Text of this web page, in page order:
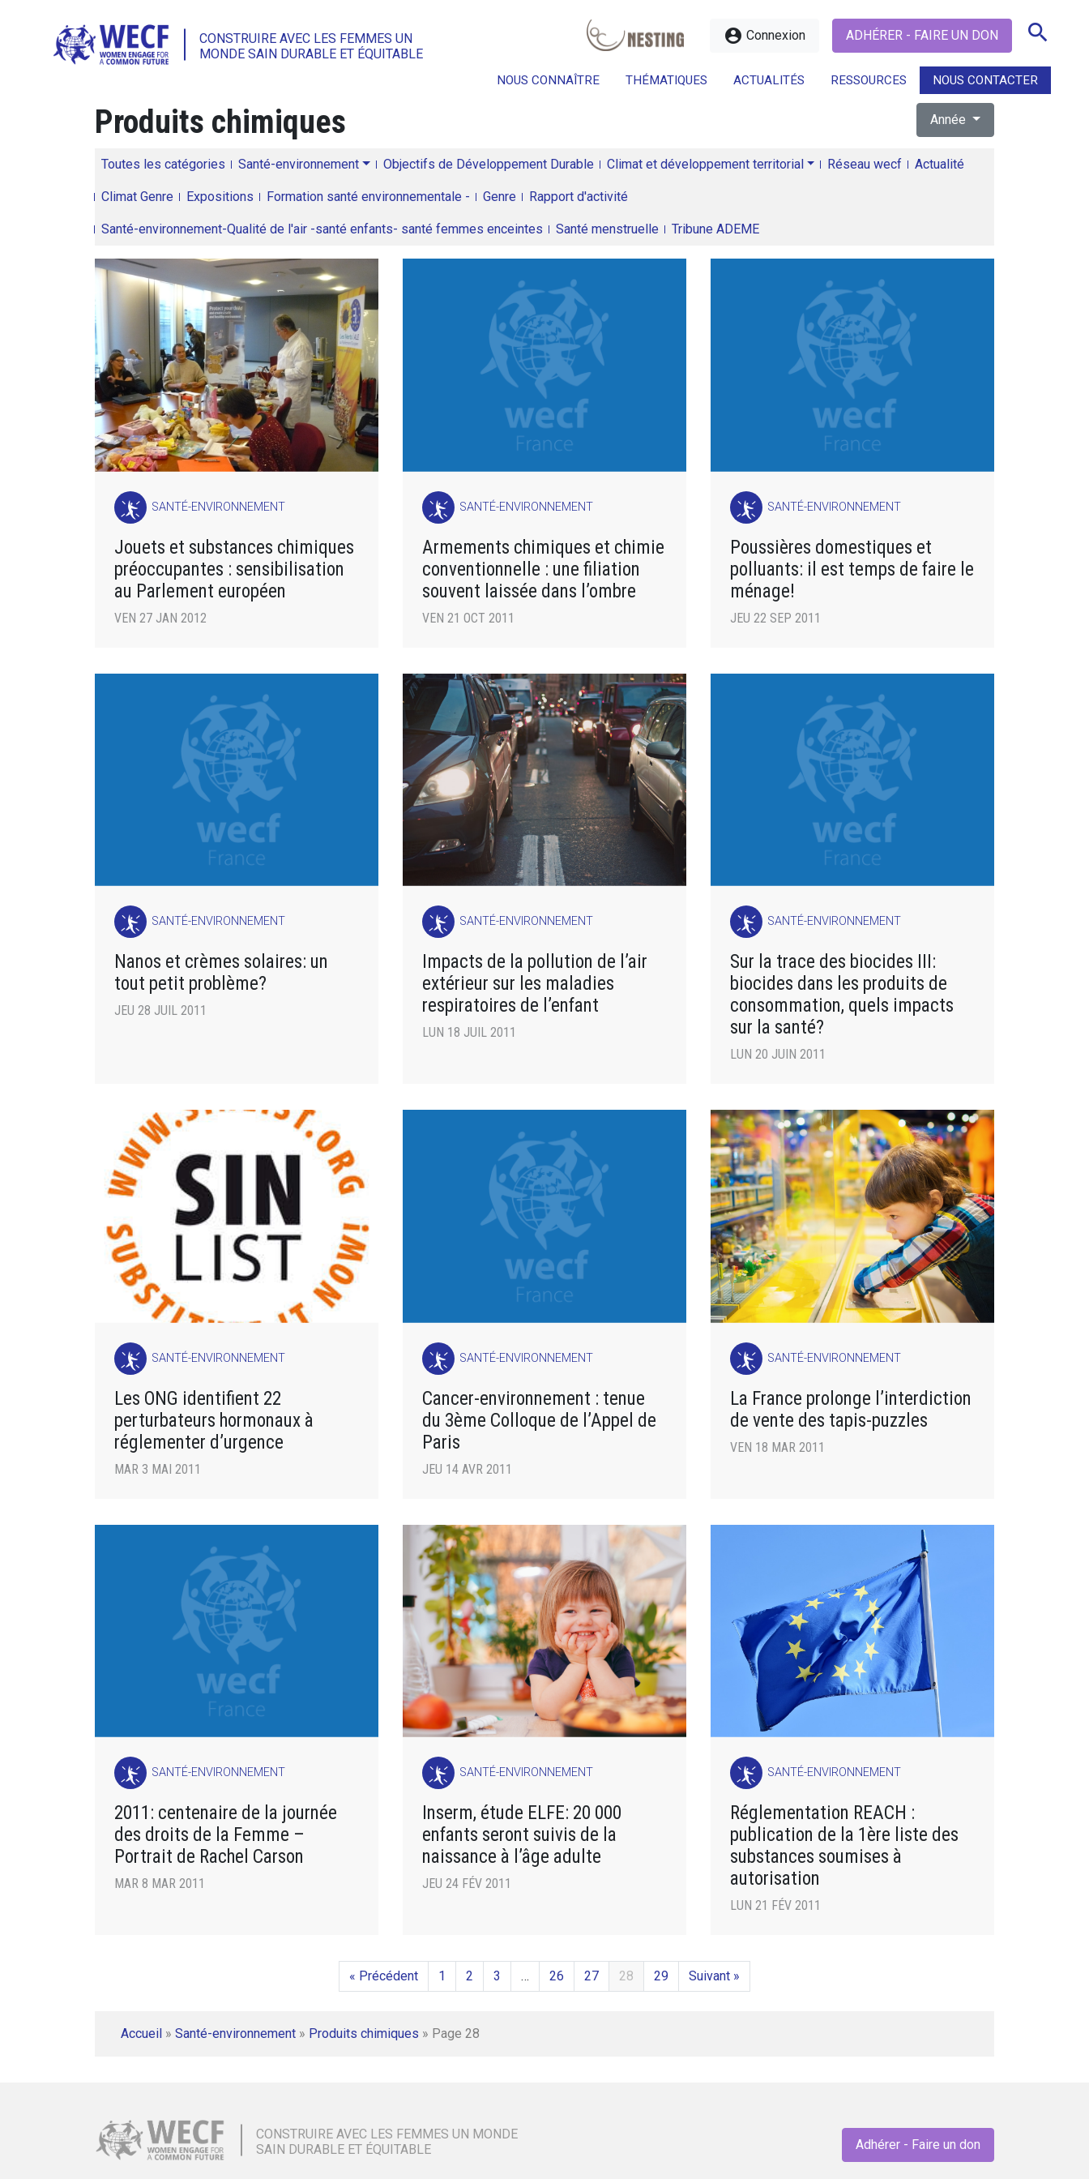
CONSTRUIRE AVEC LES FEMMES UN
MONDE SAIN DURABLE ET ÉQUITABLE
account_circle Connexion ADHÉRER - FAIRE UN DON search
NOUS CONNAÎTRE THÉMATIQUES ACTUALITÉS RESSOURCES NOUS CONTACTER
search
Produits chimiques Année
Toutes les catégories Santé-environnement Objectifs de Développement Durable Climat et développement territorial Réseau wecf Actualité
Climat Genre Expositions Formation santé environnementale - Genre Rapport d'activité
Santé-environnement-Qualité de l'air -santé enfants- santé femmes enceintes Santé menstruelle Tribune ADEME
SANTÉ-ENVIRONNEMENT
Jouets et substances chimiques
préoccupantes : sensibilisation
au Parlement européen
VEN 27 JAN 2012
SANTÉ-ENVIRONNEMENT
Armements chimiques et chimie
conventionnelle : une filiation
souvent laissée dans l’ombre
VEN 21 OCT 2011
SANTÉ-ENVIRONNEMENT
Poussières domestiques et
polluants: il est temps de faire le
ménage!
JEU 22 SEP 2011
SANTÉ-ENVIRONNEMENT
Nanos et crèmes solaires: un
tout petit problème?
JEU 28 JUIL 2011
SANTÉ-ENVIRONNEMENT
Impacts de la pollution de l’air
extérieur sur les maladies
respiratoires de l’enfant
LUN 18 JUIL 2011
SANTÉ-ENVIRONNEMENT
Sur la trace des biocides III:
biocides dans les produits de
consommation, quels impacts
sur la santé?
LUN 20 JUIN 2011
SANTÉ-ENVIRONNEMENT
Les ONG identifient 22
perturbateurs hormonaux à
réglementer d’urgence
MAR 3 MAI 2011
SANTÉ-ENVIRONNEMENT
Cancer-environnement : tenue
du 3ème Colloque de l’Appel de
Paris
JEU 14 AVR 2011
SANTÉ-ENVIRONNEMENT
La France prolonge l’interdiction
de vente des tapis-puzzles
VEN 18 MAR 2011
SANTÉ-ENVIRONNEMENT
2011: centenaire de la journée
des droits de la Femme –
Portrait de Rachel Carson
MAR 8 MAR 2011
SANTÉ-ENVIRONNEMENT
Inserm, étude ELFE: 20 000
enfants seront suivis de la
naissance à l’âge adulte
JEU 24 FÉV 2011
SANTÉ-ENVIRONNEMENT
Réglementation REACH :
publication de la 1ère liste des
substances soumises à
autorisation
LUN 21 FÉV 2011
« Précédent 1 2 3 … 26 27 28 29 Suivant »
Accueil » Santé-environnement » Produits chimiques » Page 28
CONSTRUIRE AVEC LES FEMMES UN MONDE
SAIN DURABLE ET ÉQUITABLE
Adhérer - Faire un don